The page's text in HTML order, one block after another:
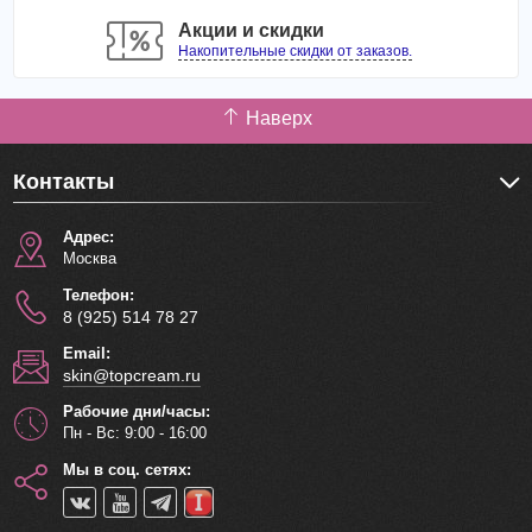
Способ применения:
Объём: 130 мл
Акции и скидки
Накопительные скидки от заказов.
Наверх
Контакты
Адрес:
Москва
Телефон:
8 (925) 514 78 27
Email:
skin@topcream.ru
Рабочие дни/часы:
Пн - Вс: 9:00 - 16:00
Мы в соц. сетях: